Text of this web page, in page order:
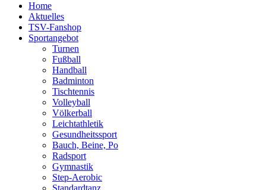
Home
Aktuelles
TSV-Fanshop
Sportangebot
Turnen
Fußball
Handball
Badminton
Tischtennis
Volleyball
Völkerball
Leichtathletik
Gesundheitssport
Bauch, Beine, Po
Radsport
Gymnastik
Step-Aerobic
Standardtanz